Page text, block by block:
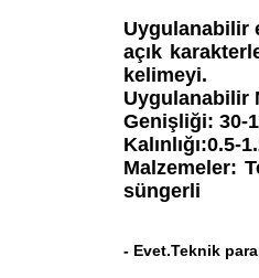
Uygulanabilir
açık
kelimeyi.
Uygulanabilir
Genişliği: 30-
Kalınlığı:0.5-
Malzemeler:
süngerli
- Evet.Teknik